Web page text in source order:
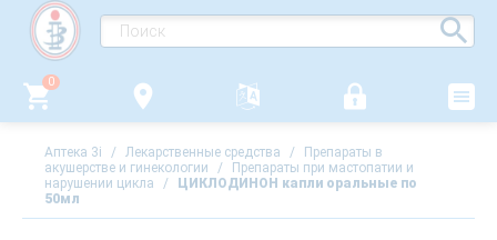
0
Аптека 3i / Лекарственные средства /
Препараты в
акушерстве и гинекологии
/
Препараты при мастопатии и
нарушении цикла
/
ЦИКЛОДИНОН капли оральные по
50мл